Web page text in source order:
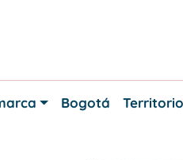
Bogotá